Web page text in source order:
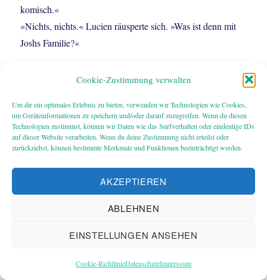
Cookie-Zustimmung verwalten
Um dir ein optimales Erlebnis zu bieten, verwenden wir Technologien wie Cookies,
um Geräteinformationen zu speichern und/oder darauf zuzugreifen. Wenn du diesen
Technologien zustimmst, können wir Daten wie das Surfverhalten oder eindeutige IDs
auf dieser Website verarbeiten. Wenn du deine Zustimmung nicht erteilst oder
zurückziehst, können bestimmte Merkmale und Funktionen beeinträchtigt werden.
AKZEPTIEREN
ABLEHNEN
EINSTELLUNGEN ANSEHEN
Cookie-RichtlinieDatenschutzImpressum
komisch.«
»Nichts, nichts.« Lucien räusperte sich. »Was ist denn mit
Joshs Familie?«
9. November 2017 Geblogge nanowrimo
Schreibe einen Kommentar zu
Missverständnisse
Irgendwie schön
schnell zum Schreiben komme wie ich es gern würde. Da
sind noch zwei Aufträge, um die ich mich ebenfalls
Spaß, wie ich gehofft hatte. Ich liebe dich, Josh! Und du